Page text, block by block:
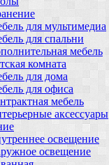
для мультимедиа
для спальни
мебель
комната
для дома
для офиса
мебель
аксессуары
освещение
освещение